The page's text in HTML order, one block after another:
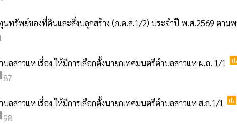
ทุนทรัพย์ของที่ดินและสิ่งปลูกสร้าง (ภ.ด.ส.1/2) ประจำปี พ.ศ.2569 ตา
ลสาวแห เรื่อง ให้มีการเลือกตั้งนายกเทศมนตรีตำบลสาวแห ผ.ถ. 1/1
87
ลสาวแห เรื่อง ให้มีการเลือกตั้งนายกเทศมนตรีตำบลสาวแห ส.ถ.1/1 poll
98